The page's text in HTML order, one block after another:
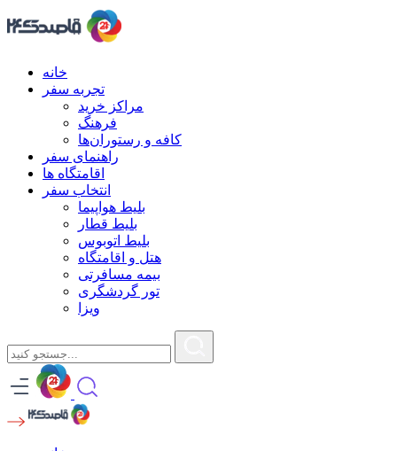
خانه
تجربه سفر
مراکز خرید
فرهنگ
کافه و رستوران‌ها
راهنمای سفر
اقامتگاه ها
انتخاب سفر
بلیط هواپیما
بلیط قطار
بلیط اتوبوس
هتل و اقامتگاه
بیمه مسافرتی
تور گردشگری
ویزا